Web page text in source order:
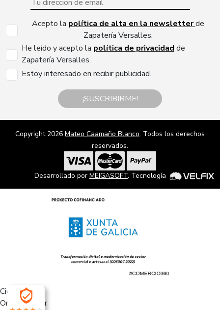
Acepto la política de alta en la newsletterde
Zapatería Versalles.
He leído y acepto la política de privacidad de
Zapatería Versalles.
Estoy interesado en recibir publicidad.
¡SUSCRIBIRME!
Copyright 2026 Mateo Caamaño Blanco. Todos los derechos
reservados.
Desarrollado por MEIGASOFT. Tecnología
Cierra
Ordenado por